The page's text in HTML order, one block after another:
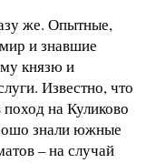
же. Опытные,
и знавшие
князю и
Известно, что
на Куликово
знали южные
– на случай